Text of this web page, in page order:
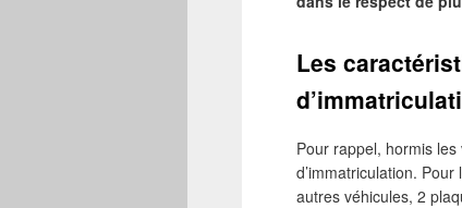
Les
Pour rappel, hormis
d’immatriculation.
autres véhicules, 2